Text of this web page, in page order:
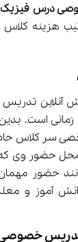
درس
هزینه
آنلاین
است.
سر کلاس
حضور وی که
حضور
دانش آموز و
خصوصی